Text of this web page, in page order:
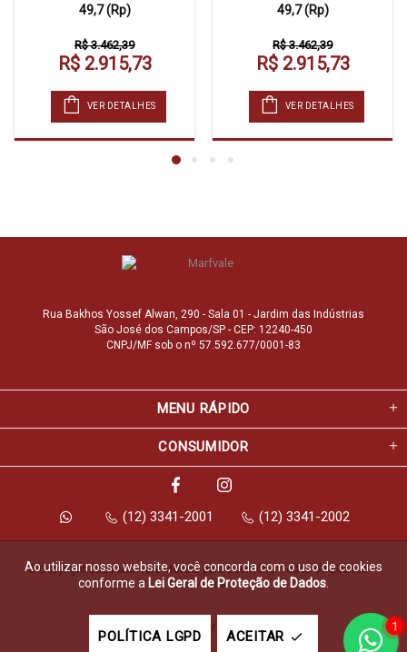
49,7 (Rp)
R$ 3.462,39
R$ 2.915,73
VER DETALHES
49,7 (Rp)
R$ 3.462,39
R$ 2.915,73
VER DETALHES
Rua Bakhos Yossef Alwan, 290 - Sala 01 - Jardim das Indústrias
São José dos Campos/SP - CEP: 12240-450
CNPJ/MF sob o nº 57.592.677/0001-83
MENU RÁPIDO
CONSUMIDOR
(12) 3341-2001 (12) 3341-2002
© Copyright 2026 Marfvale Móveis para Escritório. Todos os direitos
reservados.
Feito com
Ao utilizar nosso website, você concorda com o uso de cookies
conforme a Lei Geral de Proteção de Dados
POLÍTICA LGPD ACEITAR
1